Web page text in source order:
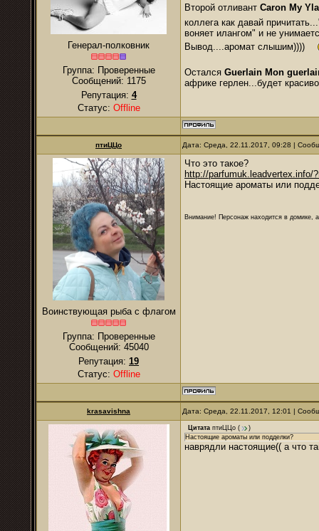
Генерал-полковник
Группа: Проверенные
Сообщений: 1175
Репутация: 4
Статус: Offline
Второй отливант Caron My
коллега как давай
воняет илангом" и не
Вывод....аромат слышим))))
Остался Guerlain Mon
африке герлен...будет
птиЦЦо Дата: Среда, 22.11.2017, 09:28 |
Воинствующая рыба с флагом
Группа: Проверенные
Сообщений: 45040
Репутация: 19
Статус: Offline
Что это такое?
http://parfumuk.leadvertex.info/
Настоящие ароматы или
Внимание! Персонаж находится в домике,
krasavishna Дата: Среда, 22.11.2017, 12:01 |
Цитата птиЦЦо (
)
Настоящие ароматы или подделки?
наврядли настоящие(( а что